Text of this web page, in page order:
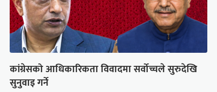
कांग्रेसको आधिकारिकता विवादमा सर्वोच्चले सुरुदेखि
सुनुवाइ गर्ने